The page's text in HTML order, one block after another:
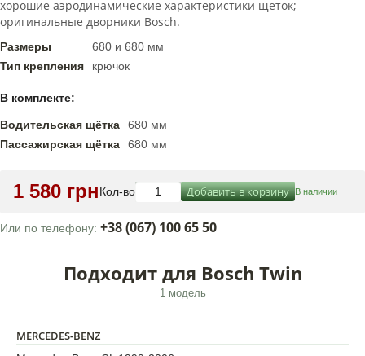
хорошие аэродинамические характеристики щеток;
оригинальные дворники Bosch.
Размеры
680 и 680 мм
Тип крепления
крючок
В комплекте:
Водительская щётка
680 мм
Пассажирская щётка
680 мм
1 580 грнКол-во Добавить в корзину В наличии
Или по телефону: +38 (067) 100 65 50
Подходит для Bosch Twin
1 модель
MERCEDES-BENZ